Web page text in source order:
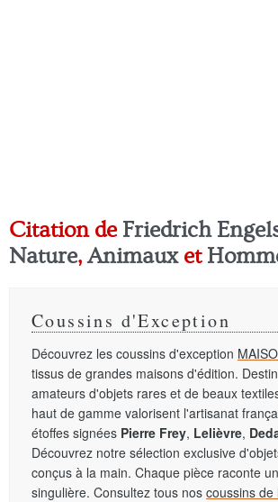
Citation de Friedrich
Nature,Animauxet
Coussins d'Exception
Découvrez les coussins d'exception
tissus de grandes maisons d'édition.
amateurs d'objets rares et de beaux
haut de gamme valorisent l'artisanat
étoffes signées Pierre Frey, Lelièvre,
Découvrez notre sélection exclusive
conçus à la main. Chaque pièce raconte
singulière. Consultez tous nos coussins de